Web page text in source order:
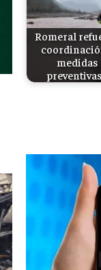
Romeral
medidas